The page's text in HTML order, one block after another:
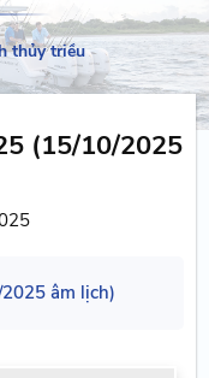
thủy triều
(15/10/2025
âm lịch)